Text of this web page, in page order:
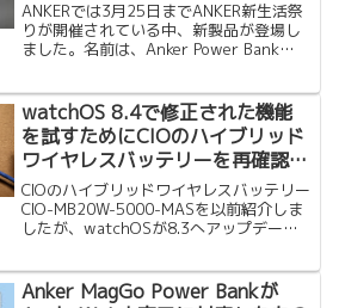
必要なモノが揃ってるので買わな
い理由が無かったです。
ANKERでは3月25日までANKER新生活祭
りが開催されている中、新製品が登場し
ました。名前は、Anker Power Bank
＋充電...
watchOS 8.4で修正された機能
を試すためにCIOのハイブリッド
ワイヤレスバッテリーを再確認し
ました。
CIOのハイブリッドワイヤレスバッテリー
CIO-MB20W-5000-MASを以前紹介しま
したが、watchOSが8.3へアップデート
充電ができなくなるという状態になりま
した。使えなくなっても...
Anker MagGo Power Bankが